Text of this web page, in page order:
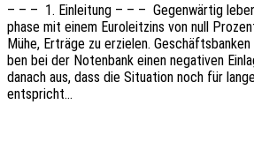
– – – 1. Einlei­tung – – – Gegen­wär­tig
pha­se mit einem Euro­leit­zins von null
Mühe, Erträ­ge zu erzie­len.
ben bei der Noten­bank einen nega­ti­ven
danach aus, dass die Situa­ti­on noch für
entspricht…